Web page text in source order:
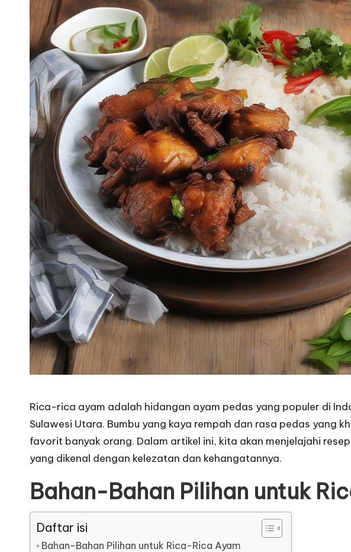
Rica-rica ayam adalah hidangan ayam pedas yang populer di
Sulawesi Utara. Bumbu yang kaya rempah dan rasa pedas yang
favorit banyak orang. Dalam artikel ini, kita akan menjelajahi
yang dikenal dengan kelezatan dan kehangatannya.
Bahan-Bahan Pilihan untuk
Daftar isi
Bahan-Bahan Pilihan untuk Rica-Rica Ayam